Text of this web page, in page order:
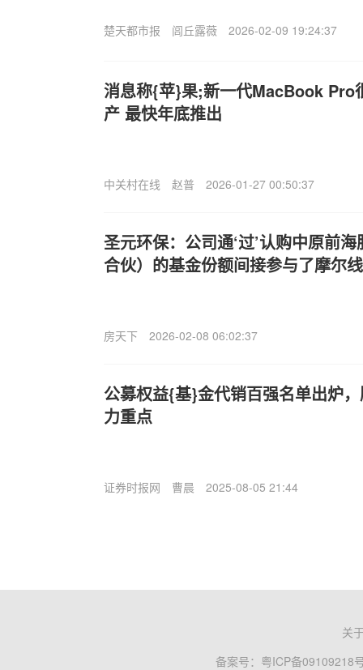
楚天都市报 闾丘露薇 2026-02-09 19:24:37
消息称{苹}果;新一代MacBook Pro
产 最快年底推出
中关村在线 赵普 2026-01-27 00:50:37
圣元环保：公司通‘过’认购中原前
合伙）的基金份额间接参与了摩尔
房天下 2026-02-08 06:02:37
公募权益{基}金代销百强名单出炉
力重点
证券时报网 曹晨 2025-08-05 21:44
关
备案号： 粤ICP备09109218